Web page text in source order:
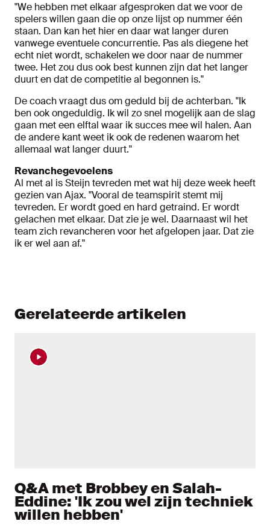
"We hebben met elkaar afgesproken dat we voor de
spelers willen gaan die op onze lijst op nummer één
staan. Dan kan het hier en daar wat langer duren
vanwege eventuele concurrentie. Pas als diegene het
echt niet wordt, schakelen we door naar de nummer
twee. Het zou dus ook best kunnen zijn dat het langer
duurt en dat de competitie al begonnen is."
De coach vraagt dus om geduld bij de achterban. "Ik
ben ook ongeduldig. Ik wil zo snel mogelijk aan de slag
gaan met een elftal waar ik succes mee wil halen. Aan
de andere kant weet ik ook de redenen waarom het
allemaal wat langer duurt."
Revanchegevoelens
Al met al is Steijn tevreden met wat hij deze week heeft
gezien van Ajax. "Vooral de teamspirit stemt mij
tevreden. Er wordt goed en hard getraind. Er wordt
gelachen met elkaar. Dat zie je wel. Daarnaast wil het
team zich revancheren voor het afgelopen jaar. Dat zie
ik er wel aan af."
Gerelateerde artikelen
Q&A met Brobbey en Salah-
Eddine: 'Ik zou wel zijn techniek
willen hebben'